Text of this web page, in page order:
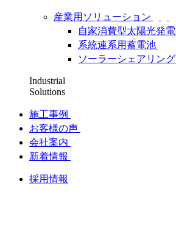
産業用ソリューション
自家消費型太陽光発電
系統連系用蓄電池
ソーラーシェアリング
Industrial
Solutions
施工事例
お客様の声
会社案内
新着情報
採用情報